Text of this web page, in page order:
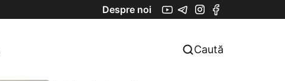
Despre noi
Caută